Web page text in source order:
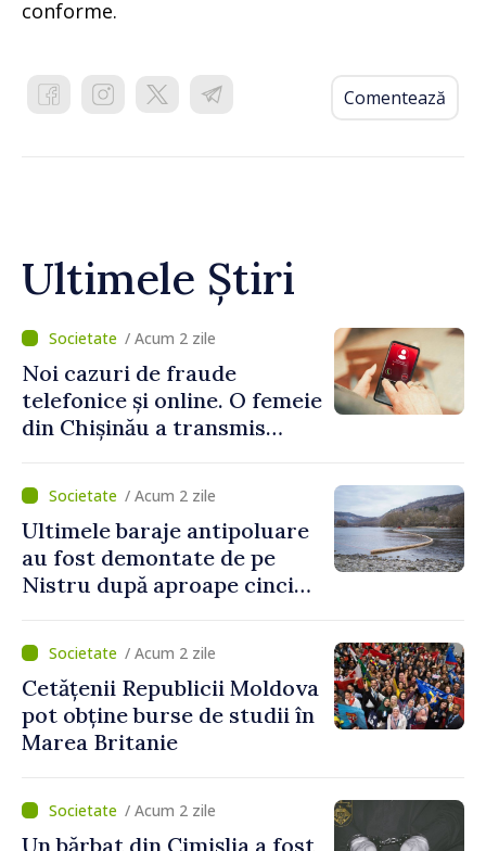
conforme.
Comentează
Ultimele Știri
/ Acum 2 zile
Noi cazuri de fraude
telefonice și online. O femeie
din Chișinău a transmis
/ Acum 2 zile
Ultimele baraje antipoluare
au fost demontate de pe
Nistru după aproape cinci
/ Acum 2 zile
Cetățenii Republicii Moldova
pot obține burse de studii în
Marea Britanie
/ Acum 2 zile
Un bărbat din Cimișlia a fost